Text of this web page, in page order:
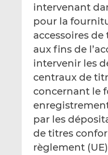
intervenant
pour la
accessoires
aux fins de
intervenir les
centraux de
concernant le
par les
de titres
règlement